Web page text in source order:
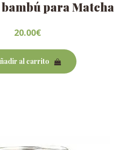
para Matcha
20.00€
al carrito